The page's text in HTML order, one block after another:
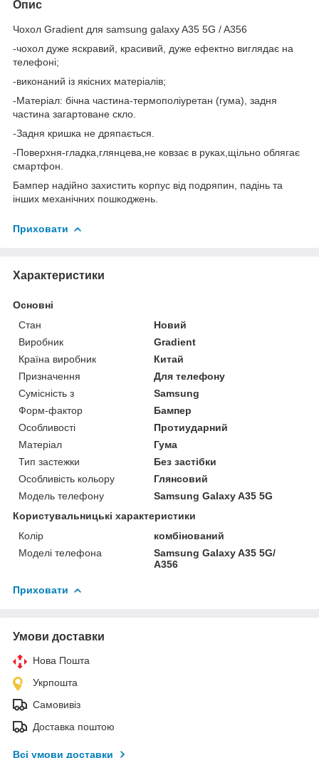
Опис
Чохол Gradient для samsung galaxy A35 5G / A356
-чохол дуже яскравий, красивий, дуже ефектно виглядає на
телефоні;
-виконаний із якісних матеріалів;
-Матеріал: бічна частина-термополіуретан (гума), задня
частина загартоване скло.
-Задня кришка не дряпається.
-Поверхня-гладка,глянцева,не ковзає в руках,щільно облягає
смартфон.
Бампер надійно захистить корпус від подряпин, падінь та
інших механічних пошкоджень.
Приховати
Характеристики
Основні
Стан
Новий
Виробник
Gradient
Країна виробник
Китай
Призначення
Для телефону
Сумісність з
Samsung
Форм-фактор
Бампер
Особливості
Протиударний
Матеріал
Гума
Тип застежки
Без застібки
Особливість кольору
Глянсовий
Модель телефону
Samsung Galaxy A35 5G
Користувальницькі характеристики
Колір
комбінований
Моделі телефона
Samsung Galaxy A35 5G/
A356
Приховати
Умови доставки
Нова Пошта
Укрпошта
Самовивіз
Доставка поштою
Всі умови доставки